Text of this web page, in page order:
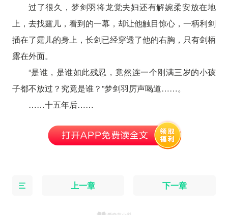
过了很久，梦剑羽将龙觉夫妇还有解婉柔安放在地
上，去找霆儿，看到的一幕，却让他触目惊心，一柄利剑
插在了霆儿的身上，长剑已经穿透了他的右胸，只有剑柄
露在外面。
“是谁，是谁如此残忍，竟然连一个刚满三岁的小孩
子都不放过？究竟是谁？”梦剑羽厉声喝道……。
……十五年后……
上一章 下一章